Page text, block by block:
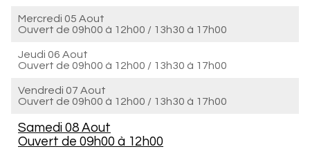
Mercredi 05 Aout
Ouvert de 09h00 à 12h00 / 13h30 à 17h00
Jeudi 06 Aout
Ouvert de 09h00 à 12h00 / 13h30 à 17h00
Vendredi 07 Aout
Ouvert de 09h00 à 12h00 / 13h30 à 17h00
Samedi 08 Aout
Ouvert de 09h00 à 12h00